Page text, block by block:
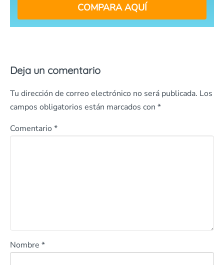
COMPARA AQUÍ
Deja un comentario
Tu dirección de correo electrónico no será publicada. Los
campos obligatorios están marcados con *
Comentario *
Nombre *